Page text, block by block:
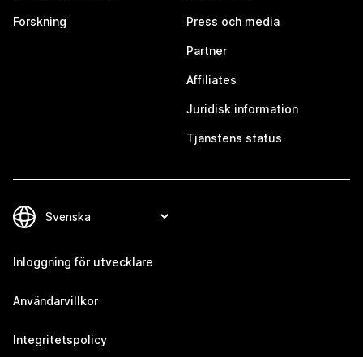
Forskning Press och media
Partner
Affiliates
Juridisk information
Tjänstens status
Inloggning för utvecklare
Användarvillkor
Integritetspolicy